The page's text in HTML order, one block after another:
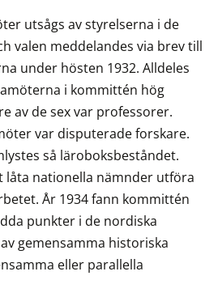
utsågs av styrelserna i de
valen meddelandes via brev till
under hösten 1932. Alldeles
i kommittén hög
av de sex var professorer.
var disputerade forskare.
så läroboksbeståndet.
låta nationella nämnder utföra
År 1934 fann kommittén
punkter i de nordiska
gemensamma historiska
eller parallella